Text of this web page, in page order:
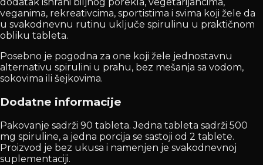
dodatak ishrani biljnog porekla, vegetarijancima,
veganima, rekreativcima, sportistima i svima koji žele da
u svakodnevnu rutinu uključe spirulinu u praktičnom
obliku tableta.
Posebno je pogodna za one koji žele jednostavnu
alternativu spirulini u prahu, bez mešanja sa vodom,
sokovima ili šejkovima.
Dodatne informacije
Pakovanje sadrži 90 tableta. Jedna tableta sadrži 500
mg spiruline, a jedna porcija se sastoji od 2 tablete.
Proizvod je bez ukusa i namenjen je svakodnevnoj
suplementaciji.